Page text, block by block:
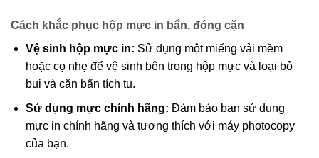
Cách khắc phục hộp mực in bẩn, đóng cặn
Vệ sinh hộp mực in: Sử dụng một miếng vải mềm
hoặc cọ nhẹ để vệ sinh bên trong hộp mực và loại bỏ
bụi và cặn bẩn tích tụ.
Sử dụng mực chính hãng: Đảm bảo bạn sử dụng
mực in chính hãng và tương thích với máy photocopy
của bạn.